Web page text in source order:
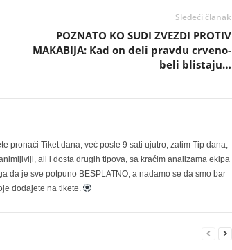
Sledeći članak
POZNATO KO SUDI ZVEZDI PROTIV
MAKABIJA: Kad on deli pravdu crveno-
beli blistaju…
pronaći Tiket dana, već posle 9 sati ujutro, zatim Tip dana,
ali i dosta drugih tipova, sa kraćim analizama ekipa
da je sve potpuno BESPLATNO, a nadamo se da smo bar
dodajete na tikete.